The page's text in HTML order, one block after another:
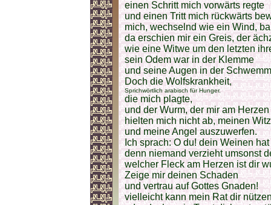
einen Schritt mich vorwärts regte
und einen Tritt mich rückwärts
mich, wechselnd wie ein Wind,
da erschien mir ein Greis, der
wie eine Witwe um den letzten
sein Odem war in der Klemme
und seine Augen in der
Doch die Wolfskrankheit,
Sprichwörtlich arabisch für Hunger.
die mich plagte,
und der Wurm, der mir am
hielten mich nicht ab, meinen
und meine Angel auszuwerfen.
Ich sprach: O du! dein Weinen
denn niemand verzieht umsonst
welcher Fleck am Herzen ist dir
Zeige mir deinen Schaden
und vertrau auf Gottes Gnaden!
vielleicht kann mein Rat dir